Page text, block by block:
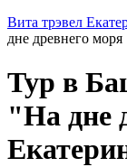
Вита трэвел
дне древнего моря
Тур в
"На дне